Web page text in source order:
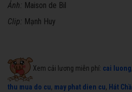
Ảnh: Maison de Bil
Clip: Mạnh Huy
Xem cải lương miễn phí: cai luong
thu mua do cu, may phat dien cu, Hát